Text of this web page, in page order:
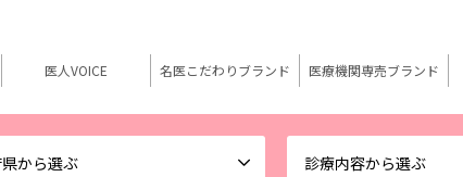
から選ぶ 診療内容から選ぶ
医人VOICE 名医こだわりブランド 医療機関専売ブランド